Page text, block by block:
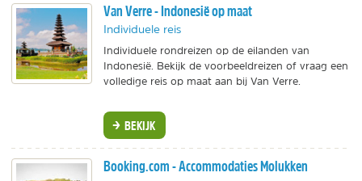
Van Verre - Indonesië op maat
Individuele reis
Individuele rondreizen op de eilanden van
Indonesië. Bekijk de voorbeeldreizen of vraag een
volledige reis op maat aan bij Van Verre.
BEKIJK
Booking.com - Accommodaties Molukken